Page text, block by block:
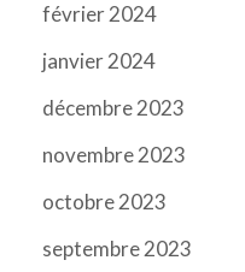
février 2024
janvier 2024
décembre 2023
novembre 2023
octobre 2023
septembre 2023